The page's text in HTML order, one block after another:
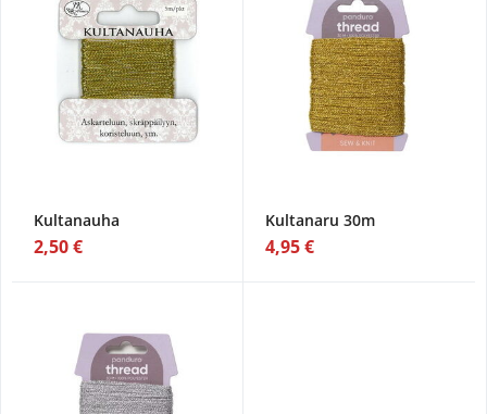
Kultanauha
2,50 €
Kultanaru 30m
4,95 €